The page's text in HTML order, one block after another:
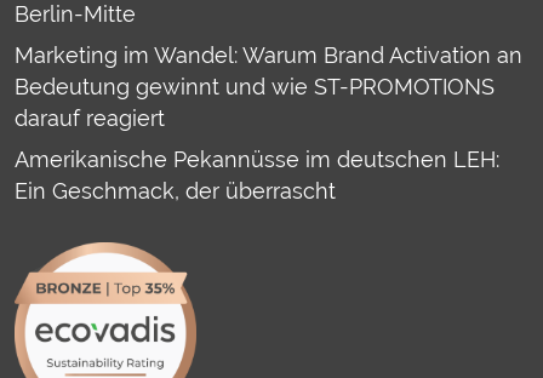
Berlin-Mitte
Marketing im Wandel: Warum Brand Activation an
Bedeutung gewinnt und wie ST-PROMOTIONS
darauf reagiert
Amerikanische Pekannüsse im deutschen LEH:
Ein Geschmack, der überrascht